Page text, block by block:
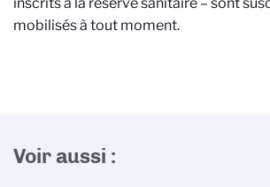
mobilisés à tout moment.
Voir aussi :